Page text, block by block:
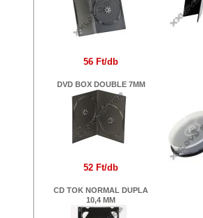
56 Ft/db
DVD BOX DOUBLE 7MM
52 Ft/db
CD TOK NORMAL DUPLA
10,4 MM